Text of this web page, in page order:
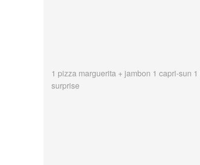
1 pizza marguerita + jambon 1 capri-sun
surprise